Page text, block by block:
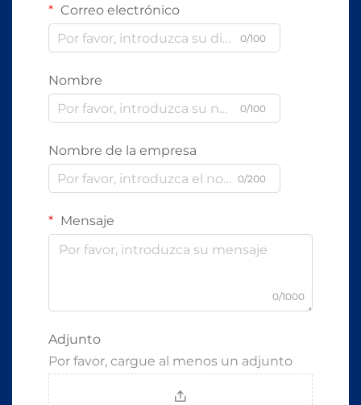
Correo electrónico
0/100
Nombre
0/100
Nombre de la empresa
0/200
Mensaje
0/1000
Adjunto
Por favor, cargue al menos un adjunto